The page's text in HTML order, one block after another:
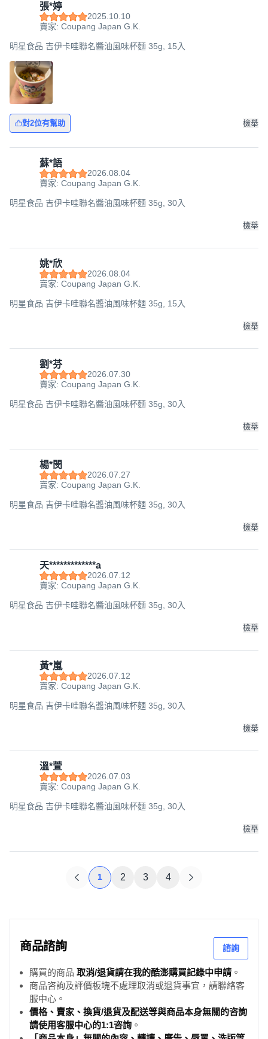
張*婷
2025.10.10
賣家: Coupang Japan G.K.
明星食品 吉伊卡哇聯名醬油風味杯麵 35g, 15入
對2位有幫助 檢舉
蘇*語
2026.08.04
賣家: Coupang Japan G.K.
明星食品 吉伊卡哇聯名醬油風味杯麵 35g, 30入
檢舉
姚*欣
2026.08.04
賣家: Coupang Japan G.K.
明星食品 吉伊卡哇聯名醬油風味杯麵 35g, 15入
檢舉
劉*芬
2026.07.30
賣家: Coupang Japan G.K.
明星食品 吉伊卡哇聯名醬油風味杯麵 35g, 30入
檢舉
楊*閔
2026.07.27
賣家: Coupang Japan G.K.
明星食品 吉伊卡哇聯名醬油風味杯麵 35g, 30入
檢舉
天*************a
2026.07.12
賣家: Coupang Japan G.K.
明星食品 吉伊卡哇聯名醬油風味杯麵 35g, 30入
檢舉
黃*嵐
2026.07.12
賣家: Coupang Japan G.K.
明星食品 吉伊卡哇聯名醬油風味杯麵 35g, 30入
檢舉
溫*萱
2026.07.03
賣家: Coupang Japan G.K.
明星食品 吉伊卡哇聯名醬油風味杯麵 35g, 30入
檢舉
1 2 3 4
商品諮詢 諮詢
購買的商品 取消/退貨請在我的酷澎購買記錄中申請 。
商品咨詢及評價板塊不處理取消或退貨事宜，請聯絡客
服中心。
價格、賣家、換貨/退貨及配送等與商品本身無關的咨詢
請使用客服中心的1:1咨詢 。